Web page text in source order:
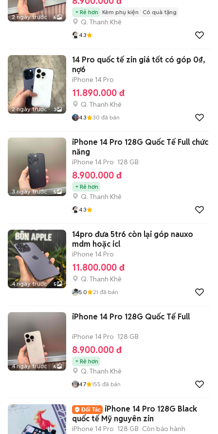
2 ngày trước 6
Rẻ hơn Kèm phụ kiện Có quà tặng
Q. Thanh Khê
4.3
2 ngày trước 3
14 Pro quốc tế zin giá tốt có góp 0₫,
nợ6
iPhone 14 Pro
11.890.000 đ
Q. Thanh Khê
4.3 30 đã bán
3 ngày trước 5
iPhone 14 Pro 128G Quốc Tế Full chức
năng
iPhone 14 Pro 128 GB
8.900.000 đ
Rẻ hơn
Q. Thanh Khê
4.3
4 ngày trước 5
14pro đưa 5tr6 còn lại góp nauxo
mdm hoặc icl
iPhone 14 Pro
11.800.000 đ
Q. Thanh Khê
5.0 21 đã bán
4 ngày trước 6
iPhone 14 Pro 128G Quốc Tế Full
iPhone 14 Pro 128 GB
8.900.000 đ
Rẻ hơn
Q. Thanh Khê
4.7 155 đã bán
iPhone 14 Pro 128G Black
quốc tế Mỹ nguyên zin
iPhone 14 Pro 128 GB Còn bảo hành